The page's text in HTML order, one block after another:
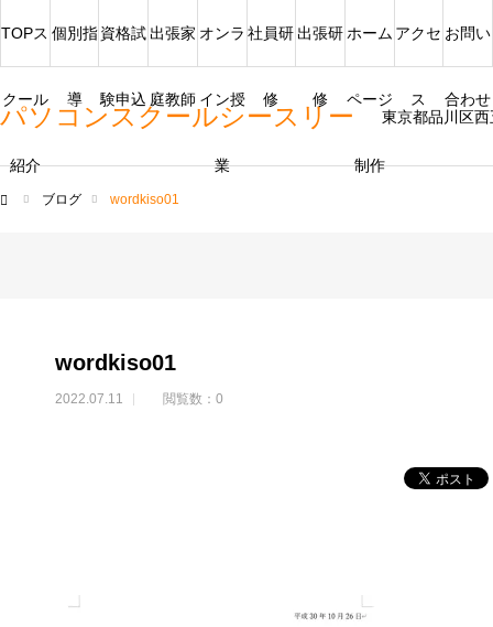
パソコンスクールシースリー 東京都品川区
TOPス
クール
紹介
個別指
導
資格試
験申込
出張家
庭教師
オンラ
イン授
業
社員研
修
出張研
修
ホーム
ページ
制作
アクセ
ス
お問い
合わせ
ブログ wordkiso01
wordkiso01
2022.07.11 閲覧数：0